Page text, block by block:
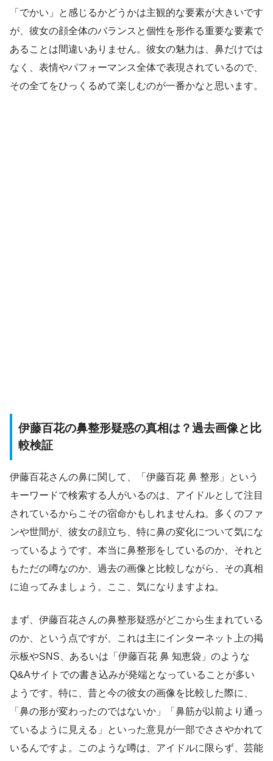
「でかい」と感じるかどうかは主観的な要素が大きいです
が、彼女の顔全体のバランスと個性を形作る重要な要素で
あることは間違いありません。彼女の魅力は、鼻だけでは
なく、表情やパフォーマンス全体で表現されているので、
その全てをひっくるめて楽しむのが一番かなと思います。
伊藤百花の鼻整形疑惑の真相は？過去画像と比
較検証
伊藤百花さんの鼻に関して、「伊藤百花 鼻 整形」という
キーワードで検索する人がいるのは、アイドルとして注目
されているからこその宿命かもしれませんね。多くのファ
ンや世間が、彼女の顔立ち、特に鼻の変化について気にな
っているようです。本当に鼻整形をしているのか、それと
もただの噂なのか、過去の画像と比較しながら、その真相
に迫ってみましょう。ここ、気になりますよね。
まず、伊藤百花さんの鼻整形疑惑がどこから生まれている
のか、という点ですが、これは主にインターネット上の掲
示板やSNS、あるいは「伊藤百花 鼻 知恵袋」のような
Q&Aサイトでの書き込みが発端となっていることが多い
ようです。特に、昔と今の彼女の画像を比較した際に、
「鼻の形が変わったのではないか」「鼻筋が以前より通っ
ているように見える」といった意見が一部でささやかれて
いるんですよ。このような噂は、アイドルに限らず、芸能